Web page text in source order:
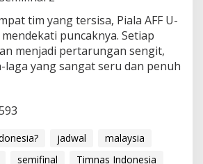
tim yang tersisa, Piala AFF U-
puncaknya. Setiap
menjadi pertarungan sengit,
laga yang sangat seru dan penuh
jadwal
malaysia
semifinal
Timnas Indonesia